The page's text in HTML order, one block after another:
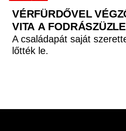
VÉRFÜRDŐVEL
VITA A
A családapát saját
lőtték le.